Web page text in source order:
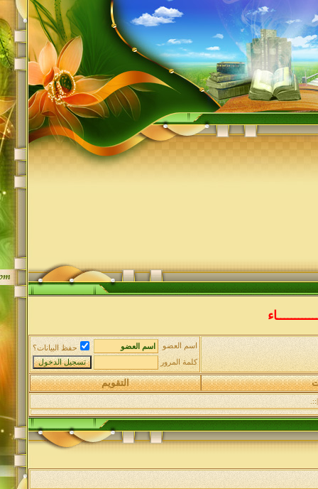
اسم العضو
حفظ البيانات؟
كلمة المرور
التقويم